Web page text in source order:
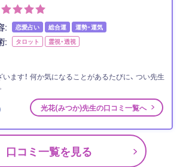
: 恋愛占い 総合運 運勢・運気
: タロット 霊視・透視
ます！ 何か気になることがあるたびに、 つい先生
光花(みつか)先生の口コミ一覧へ
口コミ一覧を見る